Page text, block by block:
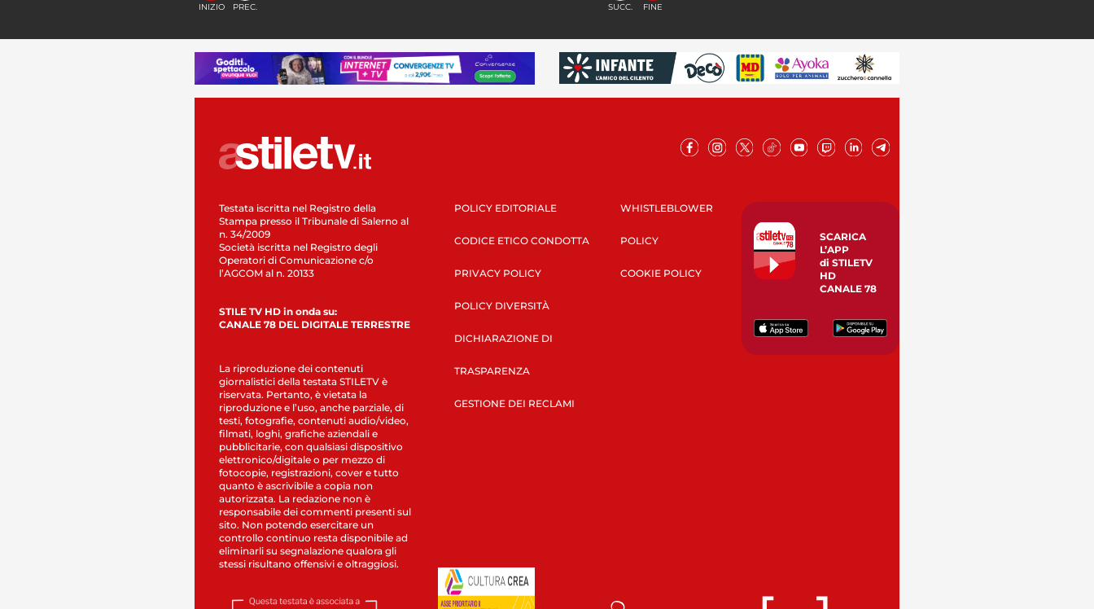
INIZIO PREC. SUCC. FINE
Testata iscritta nel Registro della
Stampa presso il Tribunale di Salerno al
n. 34/2009
Società iscritta nel Registro degli
Operatori di Comunicazione c/o
l’AGCOM al n. 20133
STILE TV HD in onda su:
CANALE 78 DEL DIGITALE TERRESTRE
La riproduzione dei contenuti
giornalistici della testata STILETV è
riservata. Pertanto, è vietata la
riproduzione e l’uso, anche parziale, di
testi, fotografie, contenuti audio/video,
filmati, loghi, grafiche aziendali e
pubblicitarie, con qualsiasi dispositivo
elettronico/digitale o per mezzo di
fotocopie, registrazioni, cover e tutto
quanto è ascrivibile a copia non
autorizzata. La redazione non è
responsabile dei commenti presenti sul
sito. Non potendo esercitare un
controllo continuo resta disponibile ad
eliminarli su segnalazione qualora gli
stessi risultano offensivi e oltraggiosi.
POLICY EDITORIALE
CODICE ETICO CONDOTTA
PRIVACY POLICY
POLICY DIVERSITÀ
DICHIARAZIONE DI
TRASPARENZA
GESTIONE DEI RECLAMI
WHISTLEBLOWER
POLICY
COOKIE POLICY
SCARICA
L’APP
di STILETV
HD
CANALE 78